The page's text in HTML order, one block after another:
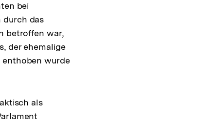
bei
durch das
betroffen war,
der ehemalige
enthoben wurde
als